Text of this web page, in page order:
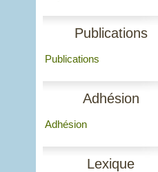
Publications
Publications
Adhésion
Adhésion
Lexique